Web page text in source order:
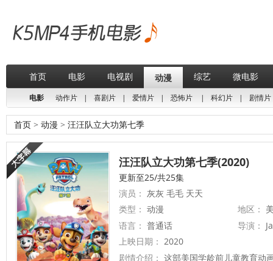
首页 电影 电视剧 动漫 综艺 微电影
电影 动作片 | 喜剧片 | 爱情片 | 恐怖片 | 科幻片 | 剧情片
首页 > 动漫 > 汪汪队立大功第七季
汪汪队立大功第七季(2020)
更新至25/共25集
演员： 灰灰 毛毛 天天
类型： 动漫 地区：
语言： 普通话 导演：
上映日期： 2020
剧情介绍： 这部美国学龄前儿童教育动